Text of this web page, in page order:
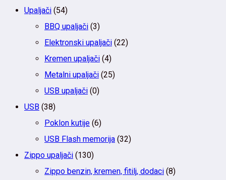
Upaljači (54)
BBQ upaljači (3)
Elektronski upaljači (22)
Kremen upaljači (4)
Metalni upaljači (25)
USB upaljači (0)
USB (38)
Poklon kutije (6)
USB Flash memorija (32)
Zippo upaljači (130)
Zippo benzin, kremen, fitilj, dodaci (8)